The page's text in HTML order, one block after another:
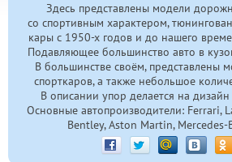
Здесь представлены модели
со спортивным характером,
кары с 1950-х годов и до нашего
Подавляющее большинство авто в
В большинстве своём, представлены
спорткаров, а также небольшое
В описании упор делается на
Основные автопроизводители: Ferrari,
Bentley, Aston Martin, Mercedes-